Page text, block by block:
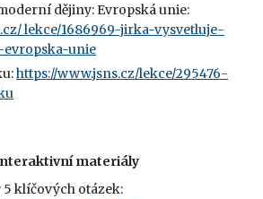
dějiny: Evropská unie:
lekce/1686969-jirka-vysvetluje-
unie
https://www.jsns.cz/lekce/295476-
materiály
klíčových otázek: